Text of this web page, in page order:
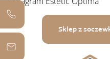
Sklep z